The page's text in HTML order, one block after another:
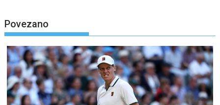
Povezano